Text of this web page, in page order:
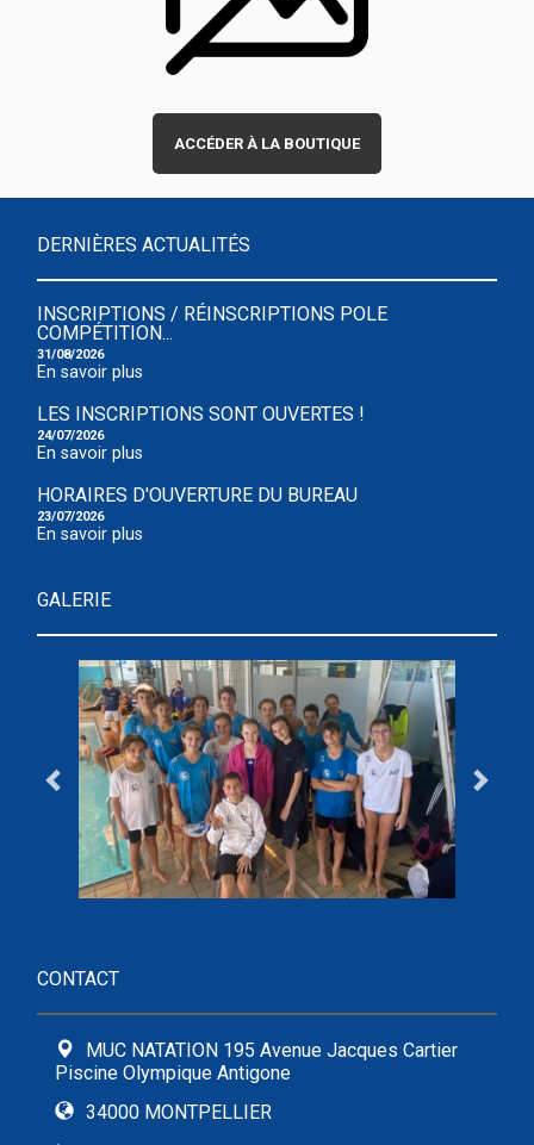
ACCÉDER À LA BOUTIQUE
DERNIÈRES ACTUALITÉS
INSCRIPTIONS / RÉINSCRIPTIONS POLE
COMPÉTITION...
31/08/2026
En savoir plus
LES INSCRIPTIONS SONT OUVERTES !
24/07/2026
En savoir plus
HORAIRES D'OUVERTURE DU BUREAU
23/07/2026
En savoir plus
GALERIE
CONTACT
MUC NATATION 195 Avenue Jacques Cartier
Piscine Olympique Antigone
34000 MONTPELLIER